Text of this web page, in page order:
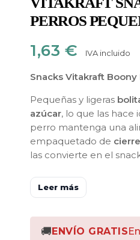
PERROS
1,63 € IVA incluido
Snacks Vitakraft
Pequeñas y ligeras
azúcar, lo que las
perro mantenga una
empaquetado de
las convierte en el
Leer más
🚚 ENVÍO GRATIS